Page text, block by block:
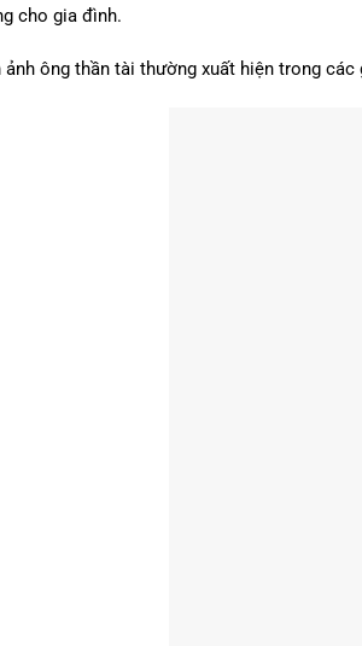
cho gia đình.
ảnh ông thần tài thường xuất hiện trong